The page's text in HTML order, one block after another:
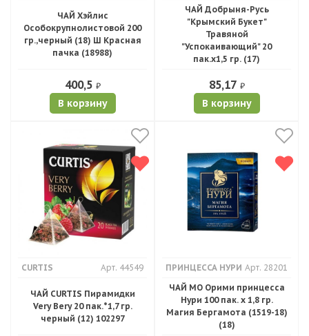
ЧАЙ Хэйлис
Особокрупнолистовой 200
гр.,черный (18) Ш Красная
пачка (18988)
400,5 ₽
В корзину
ЧАЙ Добрыня-Русь
"Крымский Букет"
Травяной
"Успокаивающий" 20
пак.х1,5 гр. (17)
85,17 ₽
В корзину
CURTIS Арт. 44549
ЧАЙ CURTIS Пирамидки
Very Bery 20 пак.*1,7 гр.
черный (12) 102297
ПРИНЦЕССА НУРИ Арт. 28201
ЧАЙ МО Орими принцесса
Нури 100 пак. х 1,8 гр.
Магия Бергамота (1519-18)
(18)